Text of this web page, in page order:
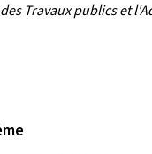
Travaux publics et